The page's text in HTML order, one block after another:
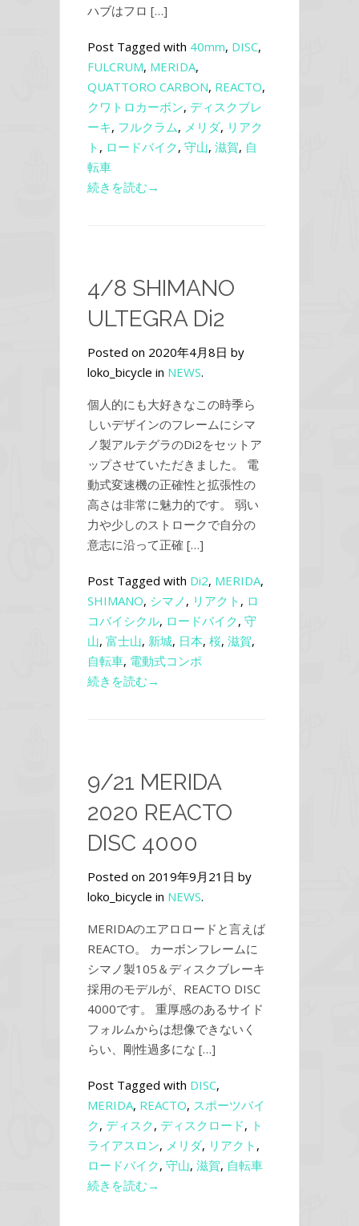
ハブはフロ […]
Post Tagged with 40mm, DISC,
FULCRUM, MERIDA,
QUATTORO CARBON, REACTO,
クワトロカーボン, ディスクブレ
ーキ, フルクラム, メリダ, リアク
ト , ロードバイク, 守山, 滋賀, 自
転車
続きを読む→
4/8 SHIMANO
ULTEGRA Di2
Posted on 2020年4月8日 by
loko_bicycle in NEWS.
個人的にも大好きなこの時季ら
しいデザインのフレームにシマ
ノ製アルテグラのDi2をセットア
ップさせていただきました。 電
動式変速機の正確性と拡張性の
高さは非常に魅力的です。 弱い
力や少しのストロークで自分の
意志に沿って正確 […]
Post Tagged with Di2, MERIDA,
SHIMANO, シマノ , リアクト , ロ
コバイシクル, ロードバイク, 守
山, 富士山, 新城, 日本, 桜, 滋賀,
自転車, 電動式コンポ
続きを読む→
9/21 MERIDA
2020 REACTO
DISC 4000
Posted on 2019年9月21日 by
loko_bicycle in NEWS.
MERIDAのエアロロードと言えば
REACTO。 カーボンフレームに
シマノ製105＆ディスクブレーキ
採用のモデルが、REACTO DISC
4000です。 重厚感のあるサイド
フォルムからは想像できないく
らい、剛性過多にな […]
Post Tagged with DISC,
MERIDA, REACTO, スポーツバイ
ク, ディスク, ディスクロード, ト
ライアスロン, メリダ, リアクト ,
ロードバイク, 守山, 滋賀, 自転車
続きを読む→